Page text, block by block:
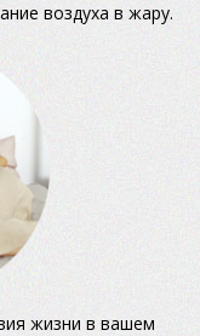
воздуха в жару.
жизни в вашем